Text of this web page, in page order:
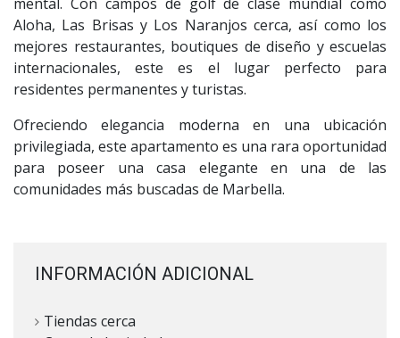
Aloha, Las Brisas y Los Naranjos cerca, así como los
mejores restaurantes, boutiques de diseño y escuelas
internacionales, este es el lugar perfecto para
residentes permanentes y turistas.
Ofreciendo elegancia moderna en una ubicación
privilegiada, este apartamento es una rara oportunidad
para poseer una casa elegante en una de las
comunidades más buscadas de Marbella.
INFORMACIÓN ADICIONAL
Tiendas cerca